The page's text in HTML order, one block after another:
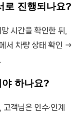
로 진행되나요?
시간을 확인한 뒤,
서 차량 상태 확인 →
하나요?
객님은 인수·인계